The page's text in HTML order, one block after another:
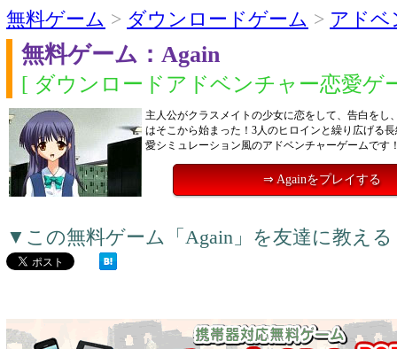
無料ゲーム > ダウンロードゲーム > アドベ
無料ゲーム：Again
[ ダウンロードアドベンチャー恋愛ゲ
主人公がクラスメイトの少女に恋をして、告白を
はそこから始まった！3人のヒロインと繰り広げる
愛シミュレーション風のアドベンチャーゲームです
⇒ Againをプレイする
▼この無料ゲーム「Again」を友達に教え